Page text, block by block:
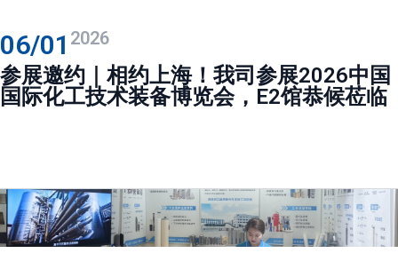
06/01 2026
参展邀约｜相约上海！我司参展2026中国
国际化工技术装备博览会，E2馆恭候莅临